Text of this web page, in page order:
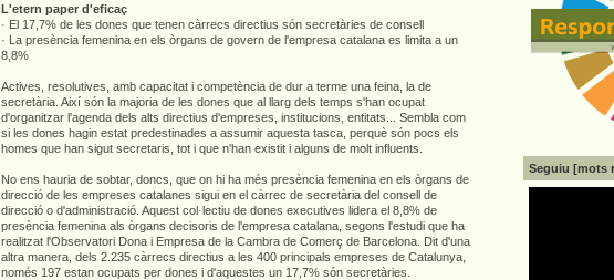
L'etern paper d'eficaç
· El 17,7% de les dones que tenen càrrecs directius són secretàries de consell
· La presència femenina en els òrgans de govern de l'empresa catalana es limita a un
8,8%
Actives, resolutives, amb capacitat i competència de dur a terme una feina, la de
secretària. Així són la majoria de les dones que al llarg dels temps s'han ocupat
d'organitzar l'agenda dels alts directius d'empreses, institucions, entitats... Sembla com
si les dones hagin estat predestinades a assumir aquesta tasca, perquè són pocs els
homes que han sigut secretaris, tot i que n'han existit i alguns de molt influents.
No ens hauria de sobtar, doncs, que on hi ha més presència femenina en els òrgans de
direcció de les empreses catalanes sigui en el càrrec de secretària del consell de
direcció o d'administració. Aquest col·lectiu de dones executives lidera el 8,8% de
presència femenina als òrgans decisoris de l'empresa catalana, segons l'estudi que ha
realitzat l'Observatori Dona i Empresa de la Cambra de Comerç de Barcelona. Dit d'una
altra manera, dels 2.235 càrrecs directius a les 400 principals empreses de Catalunya,
només 197 estan ocupats per dones i d'aquestes un 17,7% són secretàries.
Seguiu [mots